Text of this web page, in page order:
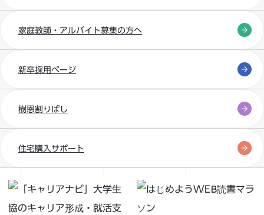
家庭教師・アルバイト募集の方へ
新卒採用ページ
樹恩割りばし
住宅購入サポート